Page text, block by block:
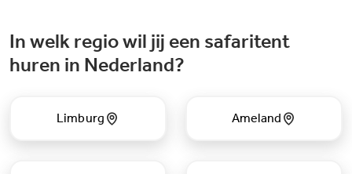
In welk regio wil jij een safaritent
huren in Nederland?
Limburg Ameland